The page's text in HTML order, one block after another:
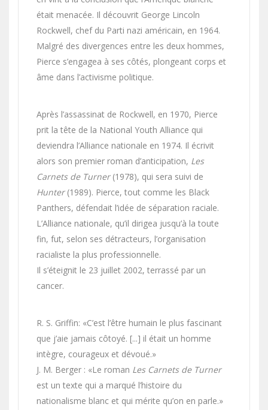
était menacée. Il découvrit George Lincoln
Rockwell, chef du Parti nazi américain, en 1964.
Malgré des divergences entre les deux hommes,
Pierce s’engagea à ses côtés, plongeant corps et
âme dans l’activisme politique.
Après l’assassinat de Rockwell, en 1970, Pierce
prit la tête de la National Youth Alliance qui
deviendra l’Alliance nationale en 1974. Il écrivit
alors son premier roman d’anticipation, Les
Carnets de Turner(1978), qui sera suivi de
Hunter(1989). Pierce, tout comme les Black
Panthers, défendait l’idée de séparation raciale.
L’Alliance nationale, qu’il dirigea jusqu’à la toute
fin, fut, selon ses détracteurs, l’organisation
racialiste la plus professionnelle.
Il s’éteignit le 23 juillet 2002, terrassé par un
cancer.
R. S. Griffin: «C’est l’être humain le plus fascinant
que j’aie jamais côtoyé. [...] il était un homme
intègre, courageux et dévoué.»
J. M. Berger : «Le roman Les Carnets de Turner
est un texte qui a marqué l’histoire du
nationalisme blanc et qui mérite qu’on en parle.»